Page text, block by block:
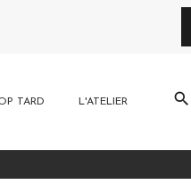
TARD L'ATELIER search